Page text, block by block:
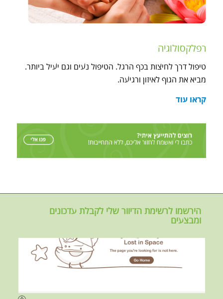
רפלקסולוגיה
טיפול דרך לחיצות בכף הרגל. הטיפול נעים וגם יעיל ביותר.
מביא את הגוף לאיזון ורגיעה.
קראו עוד
הירשמו לרשימת הדיוור שלי לקבלת עדכונים
ומבצעים